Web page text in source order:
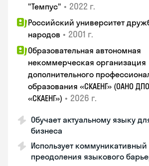
"Темпус" • 2022 г.
Российский университет
народов • 2001 г.
Образовательная автономная
некоммерческая организация
дополнительного
образования «СКАЕНГ» (ОАНО ДПО
«СКАЕНГ») • 2026 г.
Обучает актуальному языку
бизнеса
Использует
преодоления языкового